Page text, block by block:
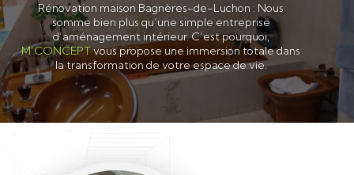
Rénovation maison Bagnères-de-Luchon : Nous
somme bien plus qu’une simple entreprise
d’aménagement intérieur. C’est pourquoi,
M’CONCEPTvous propose une immersion totale dans
la transformation de votre espace de vie.